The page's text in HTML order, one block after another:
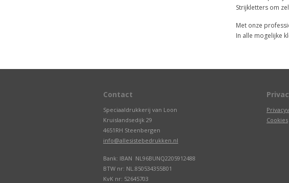
Strijkletters om
Met onze
In alle mogelijke
Contact
Speciaaldrukkerij van Loon
Kruislandsedijk 29
4651RH Steenbergen
info@allesistebedrukken.nl
Bank: IBAN NL96BUNQ2205912488
BTW nr: NL.850534355B01
KvK nr: 52645703
Cookies